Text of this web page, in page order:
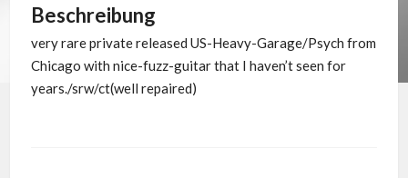
Beschreibung
very rare private released US-Heavy-Garage/Psych from
Chicago with nice-fuzz-guitar that I haven’t seen for
years./srw/ct(well repaired)